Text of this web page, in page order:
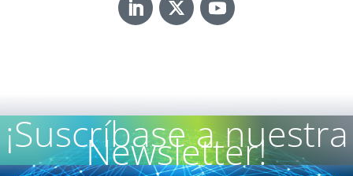
¡Suscríbase a nuestra
Newsletter!